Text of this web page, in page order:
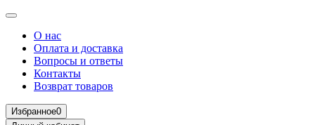
О нас
Оплата и доставка
Вопросы и ответы
Контакты
Возврат товаров
Избранное0